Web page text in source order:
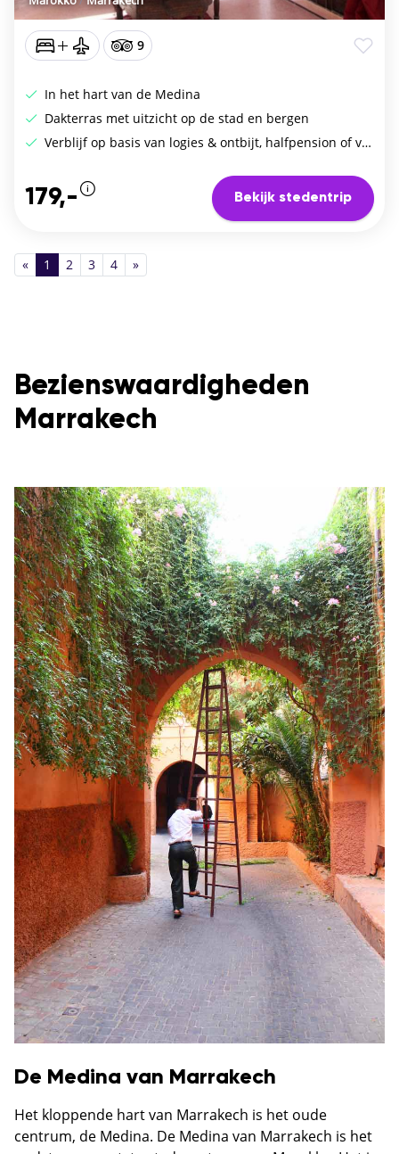
9
In het hart van de Medina
Dakterras met uitzicht op de stad en bergen
Verblijf op basis van logies & ontbijt, halfpension of volpension
179,- Bekijk stedentrip
« 1 2 3 4 »
Bezienswaardigheden
Marrakech
De Medina van Marrakech
Het kloppende hart van Marrakech is het oude
centrum, de Medina. De Medina van Marrakech is het